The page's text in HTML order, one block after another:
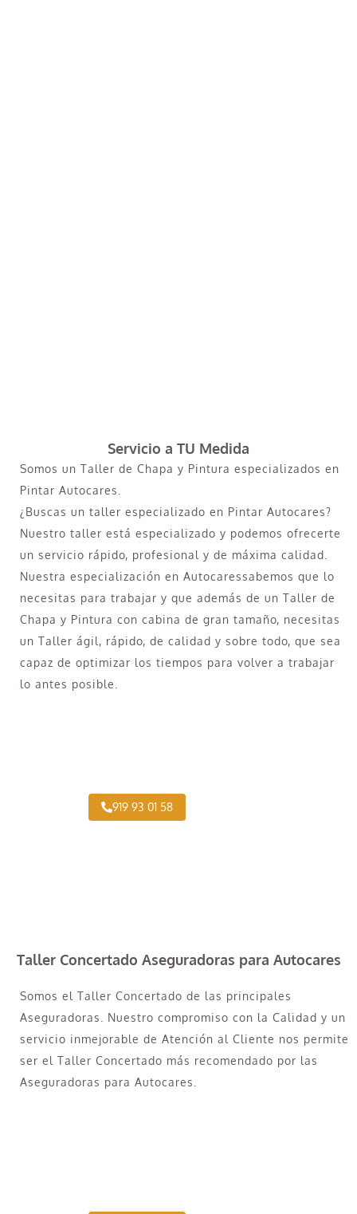
Servicio a TU Medida
Somos un Taller de Chapa y Pintura especializados en
Pintar Autocares.
¿Buscas un taller especializado en Pintar Autocares?
Nuestro taller está especializado y podemos ofrecerte
un servicio rápido, profesional y de máxima calidad.
Nuestra especialización en Autocaressabemos que lo
necesitas para trabajar y que además de un Taller de
Chapa y Pintura con cabina de gran tamaño, necesitas
un Taller ágil, rápido, de calidad y sobre todo, que sea
capaz de optimizar los tiempos para volver a trabajar
lo antes posible.
919 93 01 58
Taller Concertado Aseguradoras para Autocares
Somos el Taller Concertado de las principales
Aseguradoras. Nuestro compromiso con la Calidad y un
servicio inmejorable de Atención al Cliente nos permite
ser el Taller Concertado más recomendado por las
Aseguradoras para Autocares.